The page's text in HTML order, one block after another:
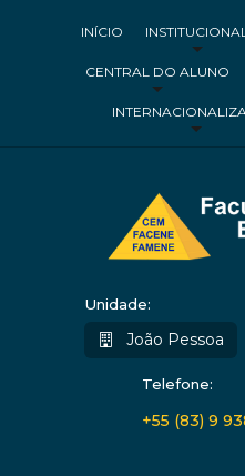
INÍCIO
CENTRAL DO ALUNO
Unidade:
João Pessoa
Telefone:
+55 (83) 9